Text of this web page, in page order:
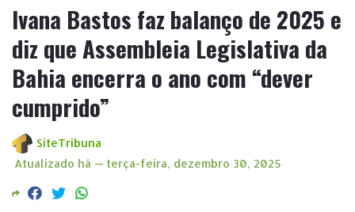
Ivana Bastos faz balanço de 2025 e
diz que Assembleia Legislativa da
Bahia encerra o ano com “dever
cumprido”
SiteTribuna
Atualizado há — terça-feira, dezembro 30, 2025